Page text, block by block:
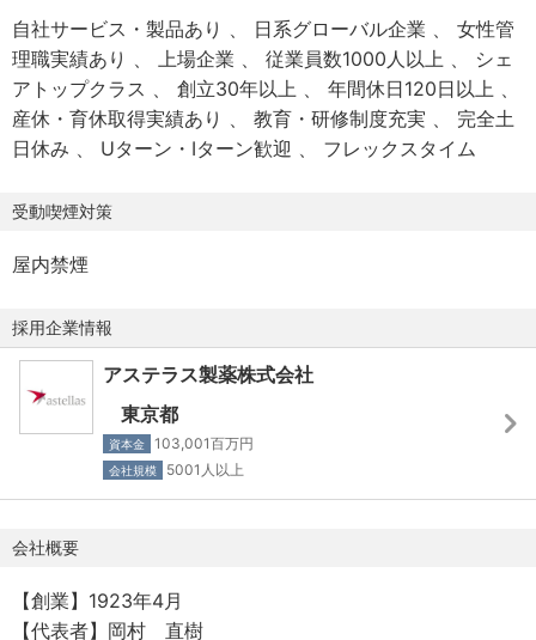
objectives beyond individual project scope, while taking
a proactive role in mentoring and developing fellow
scientists and leading cross-functional collaboration.
【職務の内容 / Essential Job Responsibilities】
（雇入れ直後）
（developability）評価および製造性
（manufacturability）評価をリードし、主体的に遂行する
・開発適性および製造性に関するリスクについて、科学的
かつ戦略的な指針を提供し、戦略を主体的に形成するとと
もに、リスク低減策を提案する。
・部門横断の研究・実験チームからのインプットを統合
し、社内ステークホルダーおよび外部パートナー間の連携
ェクトの枠を超えて意思決定に影響を与え、組織全体の目
・プロジェクトチーム間の効果的なコミュニケーションを
③フレックスタイム制の場合：月間の所定労働時間を超え
て勤務する時間に対して時間外勤務手当を支給
①Base salary: will be decided by the candidate's
experience, skill and capability.
②When Discretionary Work System is applied:
100,000yen, based on the Grade)
allowance will be paid for time worked in excess of
【昇給 / Salary Raise】
有り
【賞与 / Bonus】
【諸手当 / Allowance】
自社サービス・製品あり 日系グローバル企業
女性管
理職実績あり
上場企業 従業員数1000人以上
シェ
アトップクラス
創立30年以上
年間休日120日以上
産休・育休取得実績あり
教育・研修制度充実
完全土
日休み
Uターン・Iターン歓迎 フレックスタイム
受動喫煙対策
屋内禁煙
採用企業情報
アステラス製薬株式会社
東京都
資本金 103,001百万円
会社規模 5001人以上
会社概要
【創業】1923年4月
【代表者】岡村 直樹